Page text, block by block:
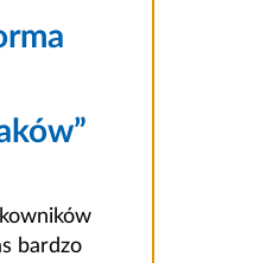
bardzo